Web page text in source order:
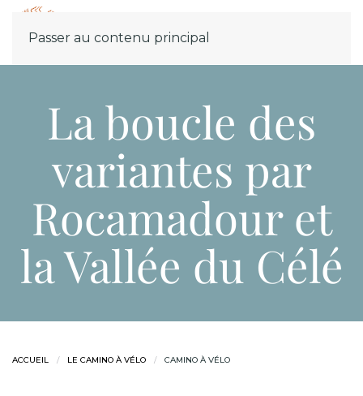
Passer au contenu principal
La boucle des
variantes par
Rocamadour et
la Vallée du Célé
ACCUEIL LE CAMINO À VÉLO CAMINO À VÉLO